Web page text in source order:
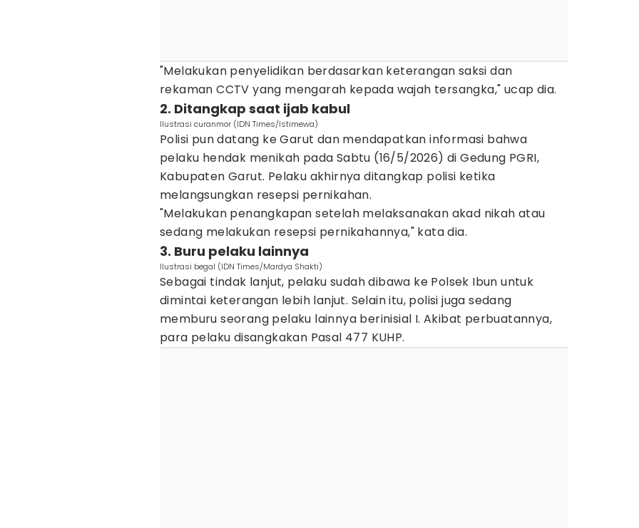
"Melakukan penyelidikan berdasarkan keterangan saksi dan
rekaman CCTV yang mengarah kepada wajah tersangka," ucap dia.
2. Ditangkap saat ijab kabul
Ilustrasi curanmor (IDN Times/Istimewa)
Polisi pun datang ke Garut dan mendapatkan informasi bahwa
pelaku hendak menikah pada Sabtu (16/5/2026) di Gedung PGRI,
Kabupaten Garut. Pelaku akhirnya ditangkap polisi ketika
melangsungkan resepsi pernikahan.
"Melakukan penangkapan setelah melaksanakan akad nikah atau
sedang melakukan resepsi pernikahannya," kata dia.
3. Buru pelaku lainnya
Ilustrasi begal (IDN Times/Mardya Shakti)
Sebagai tindak lanjut, pelaku sudah dibawa ke Polsek Ibun untuk
dimintai keterangan lebih lanjut. Selain itu, polisi juga sedang
memburu seorang pelaku lainnya berinisial I. Akibat perbuatannya,
para pelaku disangkakan Pasal 477 KUHP.